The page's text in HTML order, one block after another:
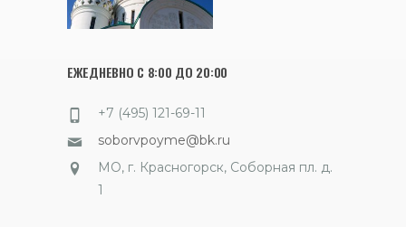
ЕЖЕДНЕВНО С 8:00 ДО 20:00
+7 (495) 121-69-11
soborvpoyme@bk.ru
МО, г. Красногорск, Соборная пл. д.
1